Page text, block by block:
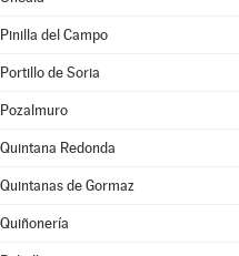
Pinilla del Campo
Portillo de Soria
Pozalmuro
Quintana Redonda
Quintanas de Gormaz
Quiñonería